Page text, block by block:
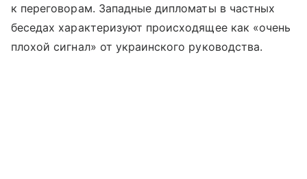
к переговорам. Западные дипломаты в частных
беседах характеризуют происходящее как «очень
плохой сигнал» от украинского руководства.